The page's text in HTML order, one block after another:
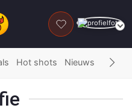
DONEER
Hot shots Nieuws Fails